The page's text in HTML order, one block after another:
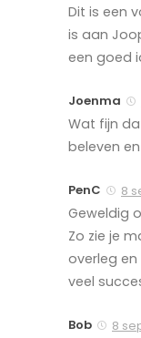
Dit is een
is aan
een goed
Joenma
Wat fijn
beleven
PenC 8
Geweldig
Zo zie je
overleg en
veel
Bob 8